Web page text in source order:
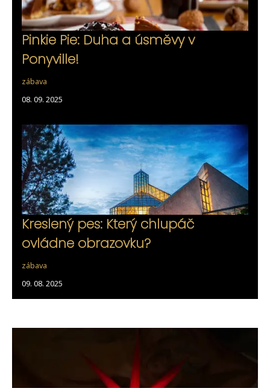
Pinkie Pie: Duha a úsměvy v
Ponyville!
zábava
08. 09. 2025
Kreslený pes: Který chlupáč
ovládne obrazovku?
zábava
09. 08. 2025